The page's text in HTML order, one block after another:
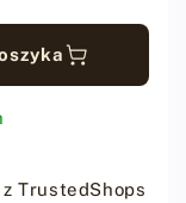
z TrustedShops